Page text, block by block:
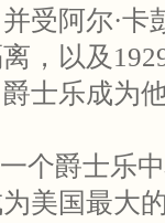
受阿尔·卡
，以及
士乐成为
个爵士乐
美国最大